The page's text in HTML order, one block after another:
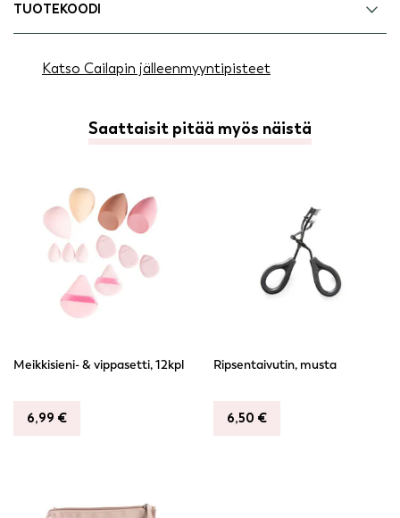
TUOTEKOODI
Katso Cailapin jälleenmyyntipisteet
Saattaisit pitää myös näistä
Meikkisieni- & vippasetti, 12kpl
6,99 €
Ripsentaivutin, musta
6,50 €